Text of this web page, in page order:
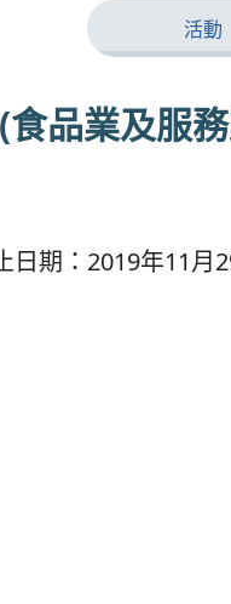
活動
品業及服
日期：2019年11月